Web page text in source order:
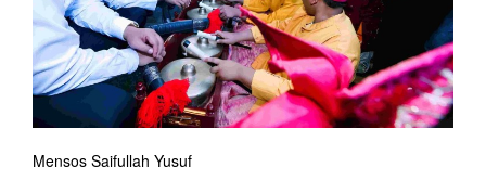
Mensos Saifullah Yusuf